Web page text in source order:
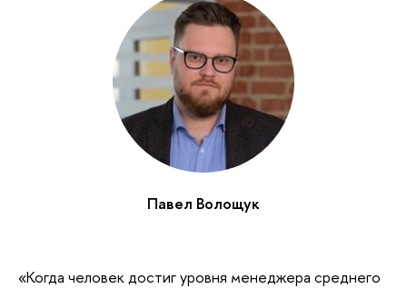
Павел Волощук
«Когда человек достиг уровня менеджера среднего